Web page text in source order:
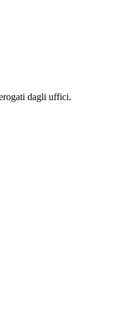
dagli uffici.